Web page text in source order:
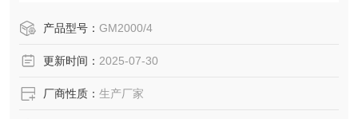
定、转齿之间的间隙（间隙可调）时受到*的剪切力、摩擦
碎，达到物料超细粉碎及乳化的效果
产品型号： GM2000/4
更新时间： 2025-07-30
厂商性质： 生产厂家